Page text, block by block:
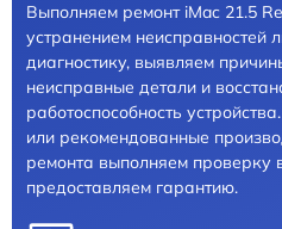
Выполняем ремонт iMac 21.5
устранением неисправностей
диагностику, выявляем
неисправные детали и
работоспособность
или рекомендованные
ремонта выполняем проверку
предоставляем гарантию.